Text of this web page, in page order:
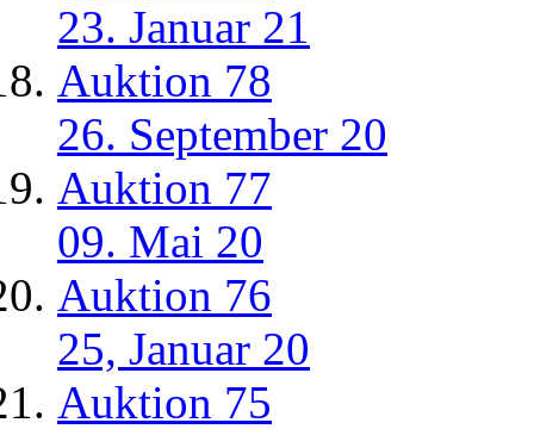
23. Januar 21
Auktion 78
26. September 20
Auktion 77
09. Mai 20
Auktion 76
25, Januar 20
Auktion 75